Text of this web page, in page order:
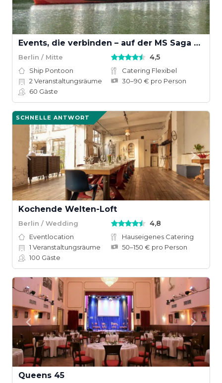
Events, die verbinden – auf der MS Saga Berlin
Berlin / Mitte 4,5
Ship Pontoon
Catering Flexibel
2 Veranstaltungsräume
30–90 € pro Person
60 Gäste
SCHNELLE ANTWORT
Kochende Welten-Loft
Berlin / Wedding 4,8
Eventlocation
Hauseigenes Catering
1 Veranstaltungsräume
50–150 € pro Person
100 Gäste
Queens 45